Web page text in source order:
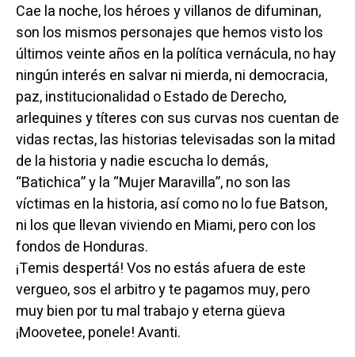
Cae la noche, los héroes y villanos de difuminan,
son los mismos personajes que hemos visto los
últimos veinte años en la política vernácula, no hay
ningún interés en salvar ni mierda, ni democracia,
paz, institucionalidad o Estado de Derecho,
arlequines y títeres con sus curvas nos cuentan de
vidas rectas, las historias televisadas son la mitad
de la historia y nadie escucha lo demás,
“Batichica” y la “Mujer Maravilla”, no son las
víctimas en la historia, así como no lo fue Batson,
ni los que llevan viviendo en Miami, pero con los
fondos de Honduras.
¡Temis despertá! Vos no estás afuera de este
vergueo, sos el arbitro y te pagamos muy, pero
muy bien por tu mal trabajo y eterna güeva
¡Moovetee, ponele! Avanti.